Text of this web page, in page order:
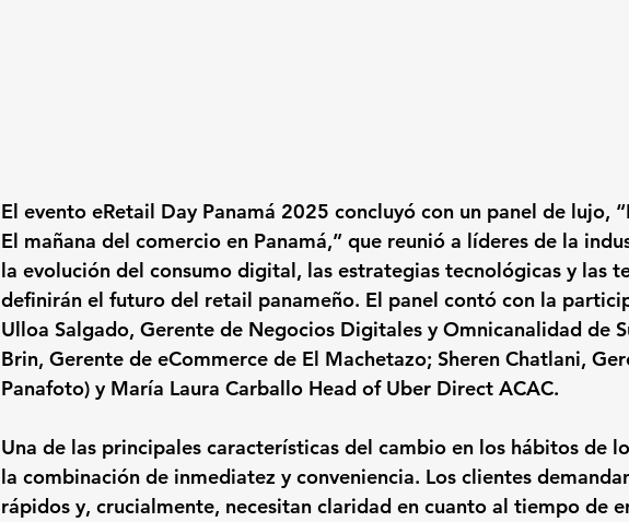
El evento eRetail Day Panamá 2025 concluyó con un panel de lujo,
El mañana del comercio en Panamá,” que reunió a líderes de la
la evolución del consumo digital, las estrategias tecnológicas y las
definirán el futuro del retail panameño. El panel contó con la
Ulloa Salgado, Gerente de Negocios Digitales y Omnicanalidad de
Brin, Gerente de eCommerce de El Machetazo; Sheren Chatlani,
Panafoto) y María Laura Carballo Head of Uber Direct ACAC.
Una de las principales características del cambio en los hábitos de
la combinación de inmediatez y conveniencia. Los clientes
rápidos y, crucialmente, necesitan claridad en cuanto al tiempo de